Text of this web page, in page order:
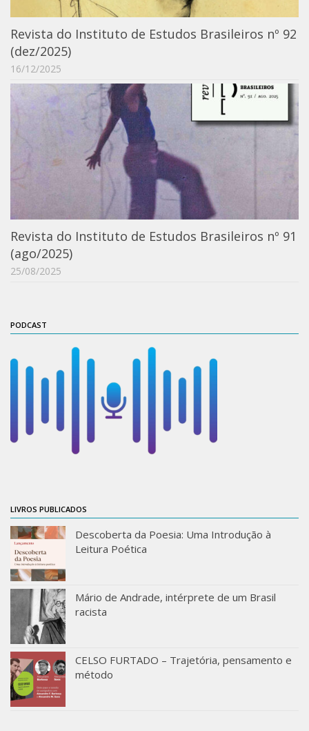
Moraes Silva
Portais
Educação em Fronteiras
Plataforma Modernismo
Ver – Anita Malfatti
Novos Projetos
Manuel Correia de Andrade
Graduação
Sobre a Graduação
Disciplinas
1° semestre
ProgramaUSP 60+
Pós-Graduação
Sobre a Pós
Ingresso – Processo Seletivo
Formulários – Requerimentos
Regulamentos
Auxílio Financeiro
Exame de Qualificação
Depósito da Dissertação
Dissertação Corrigida
Orientadores / Credenciamentos
Revista do Instituto de Estudos Brasileiros nº 92
(dez/2025)
16/12/2025
Revista do Instituto de Estudos Brasileiros nº 91
(ago/2025)
25/08/2025
PODCAST
LIVROS PUBLICADOS
Descoberta da Poesia: Uma Introdução à
Leitura Poética
Mário de Andrade, intérprete de um Brasil
racista
CELSO FURTADO – Trajetória, pensamento e
método